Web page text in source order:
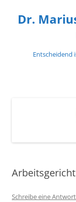
springen
Dr.
Entscheidend
Arbeitsgericht
Schreibe eine Antwort